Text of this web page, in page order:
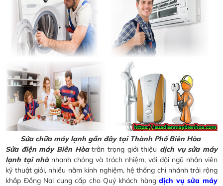
Sửa chữa máy lạnh gần đây tại Thành Phố Biên Hòa
Sửa điện máy Biên Hòatrân trọng giới thiệu dịch vụ sửa máy
lạnh tại nhànhanh chóng và trách nhiệm, với đội ngũ nhân viên
kỹ thuật giỏi, nhiều năm kinh nghiệm, hệ thống chi nhánh trải rộng
khắp Đồng Nai cung cấp cho Quý khách hàngdịch vụ sửa máy